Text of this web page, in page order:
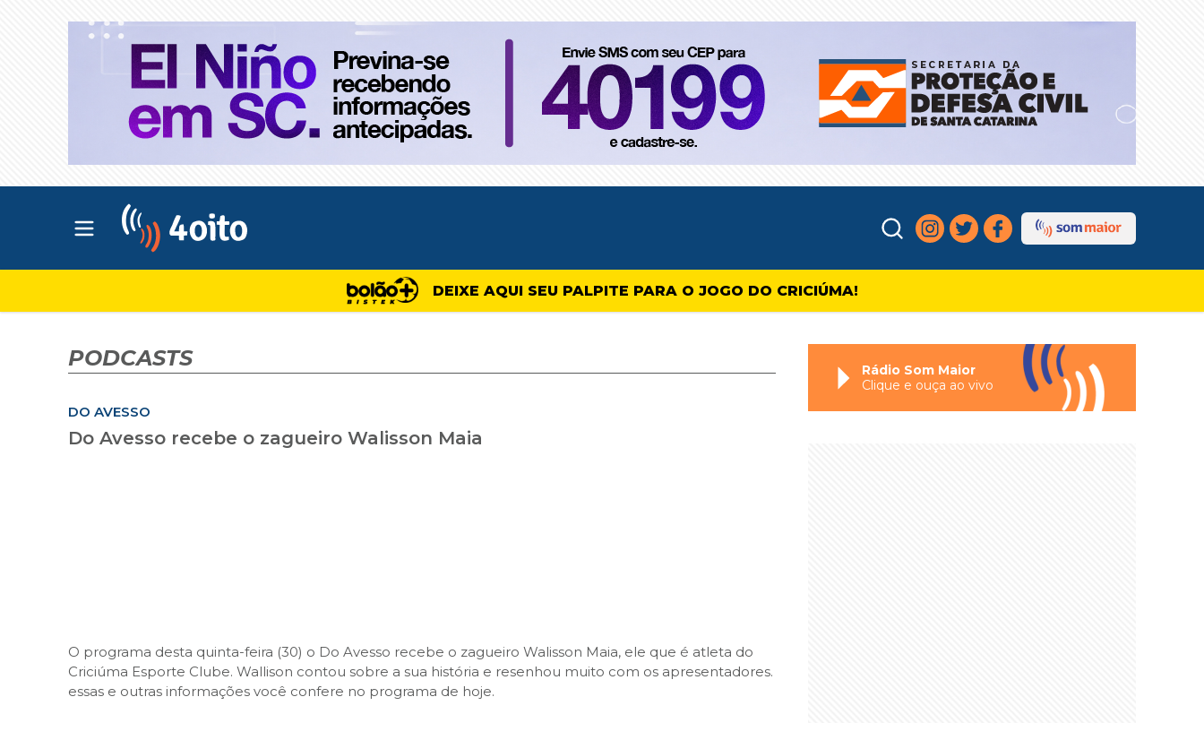
Abrir menu principal
DEIXE AQUI SEU PALPITE PARA O JOGO DO CRICIÚMA!
PODCASTS
DO AVESSO
Do Avesso recebe o zagueiro Walisson Maia
O programa desta quinta-feira (30) o Do Avesso recebe o zagueiro Walisson Maia, ele que é atleta do
Criciúma Esporte Clube. Wallison contou sobre a sua história e resenhou muito com os apresentadores.
essas e outras informações você confere no programa de hoje.
Rádio Som Maior
Clique e ouça ao vivo